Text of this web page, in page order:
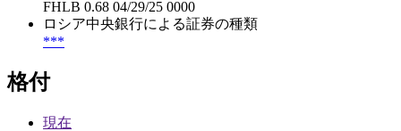
FHLB 0.68 04/29/25 0000
ロシア中央銀行による証券の種類
***
格付
現在